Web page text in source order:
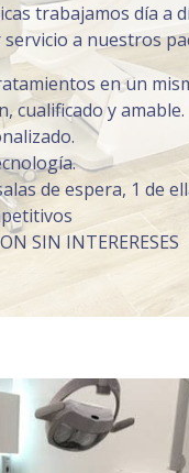
trabajamos día a
a nuestros
en un
cualificado y amable.
de espera, 1 de
SIN INTERERESES